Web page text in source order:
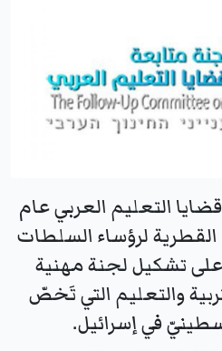
التعليم العربي عام
القطرية لرؤساء السلطات
تشكيل لجنة مهنية
والتعليم التي تَخصّ
في إسرائيل.